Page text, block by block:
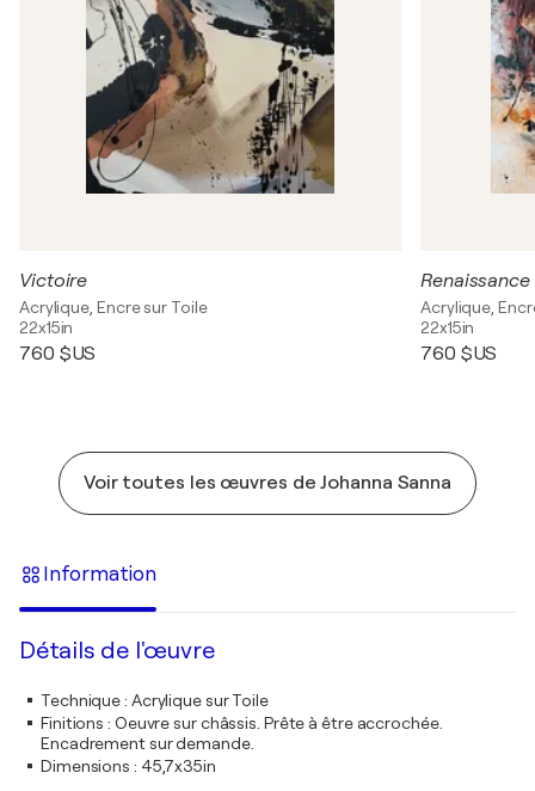
Victoire
Acrylique, Encre sur Toile
22x15in
760 $US
Renaissance
Acrylique,
22x15in
760 $US
Voir toutes les œuvres de Johanna Sanna
Information
Détails de l'œuvre
Technique: Acrylique sur Toile
Finitions : Oeuvre sur châssis. Prête à être accrochée.
Encadrement sur demande.
Dimensions : 45,7x35in